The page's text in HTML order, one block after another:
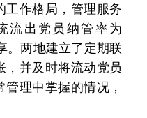
工作格局，管理服务
流出党员纳管率为
。两地建立了定期联
，并及时将流动党员
理中掌握的情况，